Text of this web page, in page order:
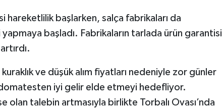
hareketlilik başlarken, salça fabrikaları da
başladı. Fabrikaların tarlada ürün garantisi
ve düşük alım fiyatları nedeniyle zor günler
iyi gelir elde etmeyi hedefliyor.
olan talebin artmasıyla birlikte Torbalı Ovası’nda